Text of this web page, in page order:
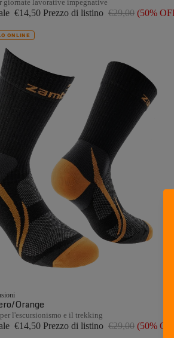
giornate lavorative impegnative
€14,50 Prezzo di listino €29,00 (50%
ONLINE
Orange
l'escursionismo e il trekking
€14,50 Prezzo di listino €29,00 (50%